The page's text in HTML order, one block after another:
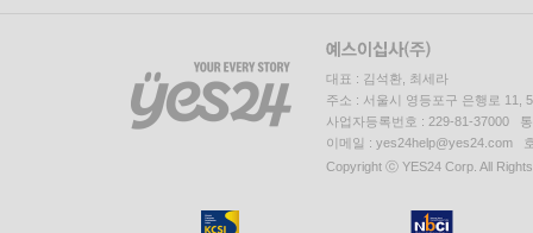
대표 : 김석환, 최세라
주소 : 서울시 영등포구 은행로 11,
사업자등록번호 : 229-81-37000
이메일 : yes24help@yes24.com
Copyright ⓒ YES24 Corp. All